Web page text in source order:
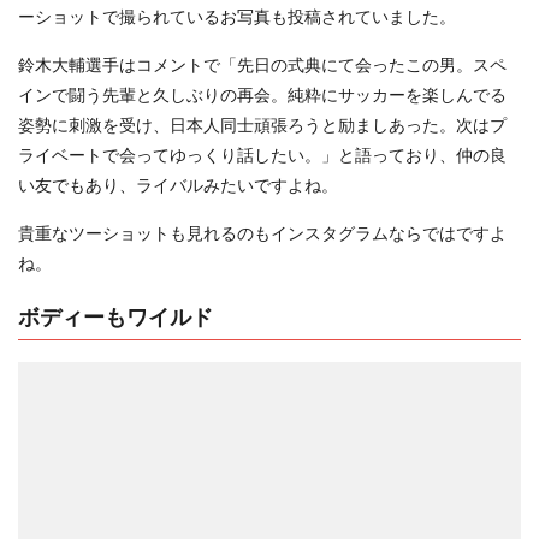
ーショットで撮られているお写真も投稿されていました。
鈴木大輔選手はコメントで「先日の式典にて会ったこの男。スペ
インで闘う先輩と久しぶりの再会。純粋にサッカーを楽しんでる
姿勢に刺激を受け、日本人同士頑張ろうと励ましあった。次はプ
ライベートで会ってゆっくり話したい。」と語っており、仲の良
い友でもあり、ライバルみたいですよね。
貴重なツーショットも見れるのもインスタグラムならではですよ
ね。
ボディーもワイルド